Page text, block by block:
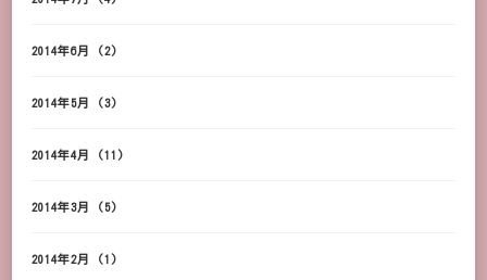
2014年6月 (2)
2014年5月 (3)
2014年4月 (11)
2014年3月 (5)
2014年2月 (1)